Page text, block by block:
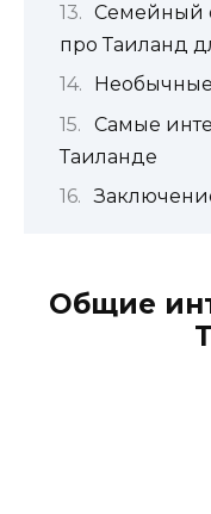
Семейный
про Таиланд
Самые
Таиланде
Общие